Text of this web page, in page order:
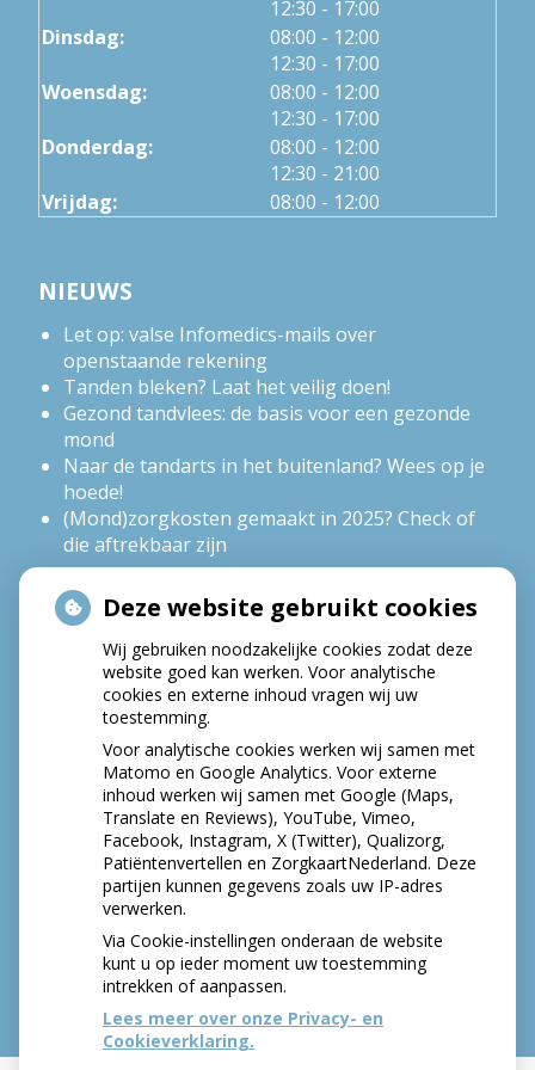
12:30 tot
- 17:00
Dinsdag:
08:00 tot
- 12:00
12:30 tot
- 17:00
Woensdag:
08:00 tot
- 12:00
12:30 tot
- 17:00
Donderdag:
08:00 tot
- 12:00
12:30 tot
- 21:00
Vrijdag:
08:00 - 12:00
NIEUWS
Let op: valse Infomedics-mails over
openstaande rekening
Tanden bleken? Laat het veilig doen!
Gezond tandvlees: de basis voor een gezonde
mond
Naar de tandarts in het buitenland? Wees op je
hoede!
(Mond)zorgkosten gemaakt in 2025? Check of
die aftrekbaar zijn
HOE GEZOND IS JE MOND?
Deze website gebruikt cookies
Wij gebruiken noodzakelijke cookies zodat deze
website goed kan werken. Voor analytische
cookies en externe inhoud vragen wij uw
toestemming.
Voor analytische cookies werken wij samen met
Matomo en Google Analytics. Voor externe
inhoud werken wij samen met Google (Maps,
Translate en Reviews), YouTube, Vimeo,
Facebook, Instagram, X (Twitter), Qualizorg,
Patiëntenvertellen en ZorgkaartNederland. Deze
partijen kunnen gegevens zoals uw IP-adres
verwerken.
Via Cookie-instellingen onderaan de website
kunt u op ieder moment uw toestemming
intrekken of aanpassen.
Lees meer over onze Privacy- en
Cookieverklaring.